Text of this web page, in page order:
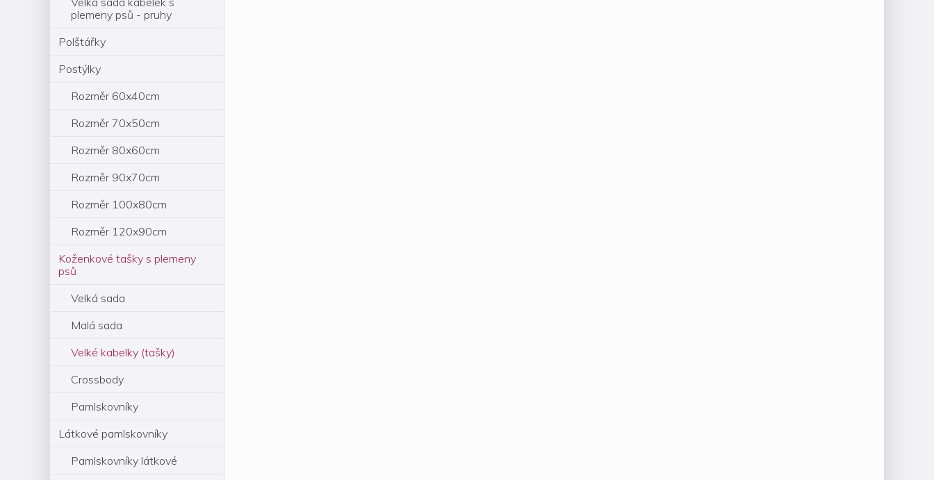
plemeny psů - pruhy
Polštářky
Postýlky
Rozměr 60x40cm
Rozměr 70x50cm
Rozměr 80x60cm
Rozměr 90x70cm
Rozměr 100x80cm
Rozměr 120x90cm
Koženkové tašky s plemeny
psů
Velká sada
Malá sada
Velké kabelky (tašky)
Crossbody
Pamlskovníky
Látkové pamlskovníky
Pamlskovníky látkové